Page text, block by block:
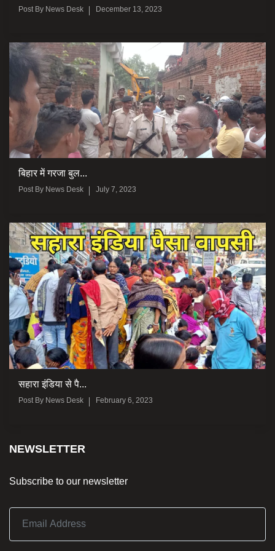
Post By News Desk December 13, 2023
बिहार में गरजा बुल...
Post By News Desk July 7, 2023
सहारा इंडिया से पै...
Post By News Desk February 6, 2023
NEWSLETTER
Subscribe to our newsletter